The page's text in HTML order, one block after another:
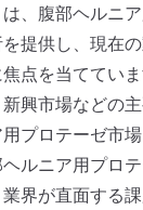
、腹部ヘルニ
提供し、現在の
点を当てていま
興市場などの
プロテーゼ市
ルニア用プロ
界が直面する